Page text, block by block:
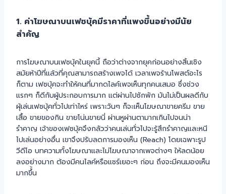
1. ค่าโฆษณาบนเฟซบุ้คมีราคาที่แพงขึ้นอย่างมีนัย
สำคัญ
การโฆษณาบนเฟซบุ้คในยุคนี้ ถือว่าต่างจากยุคก่อนอย่างสิ้นเชิง
สมัยห้าปีที่แล้วที่คุณสามารถสร้างเพจได้ เวลาเพจร้านโพสต์อะไร
ก็ตาม เฟซบุ้คจะทำให้คนที่มากดไลค์เพจเห็นทุกคนเสมอ ซึ่งช่วง
แรกๆ ก็ดีกับผู้ประกอบการมาก แต่ผ่านไปซักพัก มันไม่เป็นผลดีกับ
ผุ้เล่นเฟซบุ้คทั่วไปเท่าไหร่ เพราะวันๆ ก็จะเห็นโฆษณาขายครีม ขาย
เสื้อ ขายของกิน ขายโน่นขายนี่ ผ่านหูผ่านตามากเกินไปจนน่า
รำคาญ เจ้าของเฟซบุ้คจึงกลัวว่าคนเล่นทั่วไปจะรู้สึกรำคาญและหนี
ไปเล่นอย่างอื่น เขาจึงปรับลดการมองเห็น (Reach) โดยเฉพาะรูป
วีดีโอ บทความทั้งโฆษณาและไม่โฆษณาจากเพจต่างๆ ให้ลดน้อย
ลงอย่างมาก ต้องมีคนไลค์หรือแชร์เยอะๆ ก่อน ถึงจะมีคนมองเห็น
มากขึ้้น